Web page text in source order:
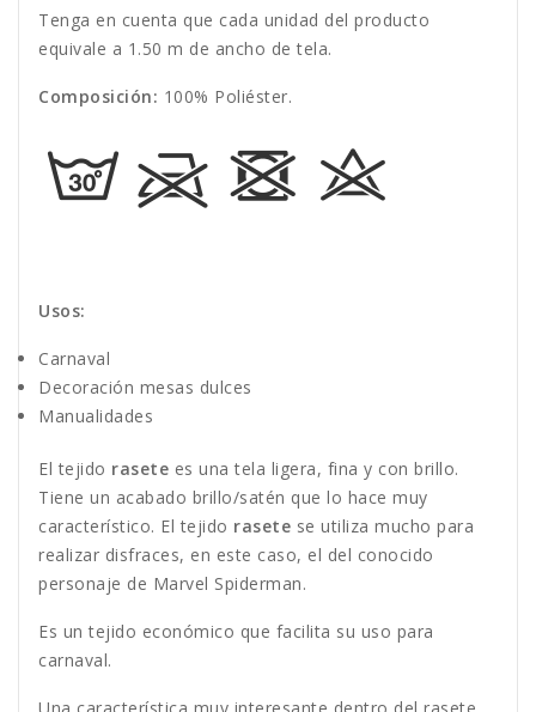
Tenga en cuenta que cada unidad del producto
equivale a 1.50 m de ancho de tela.
Composición: 100% Poliéster.
Usos:
Carnaval
Decoración mesas dulces
Manualidades
El tejido rasete es una tela ligera, fina y con brillo.
Tiene un acabado brillo/satén que lo hace muy
característico. El tejido rasete se utiliza mucho para
realizar disfraces, en este caso, el del conocido
personaje de Marvel Spiderman.
Es un tejido económico que facilita su uso para
carnaval.